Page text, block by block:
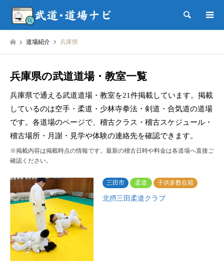
検索
道場紹介 兵庫県
兵庫県の武道道場・教室一覧
兵庫県で通える武道道場・教室を21件掲載しています。掲載
しているのは空手・柔道・少林寺拳法・剣道・合気道の道場
です。各道場のページで、稽古クラス・稽古スケジュール・
稽古場所・月謝・見学や体験の連絡先を確認できます。
※掲載内容は掲載時点の情報です。最新の稽古日時や料金は各道場へ直接ご
確認ください。
三田市 柔道 子供多数在籍
北摂三田柔道クラブ